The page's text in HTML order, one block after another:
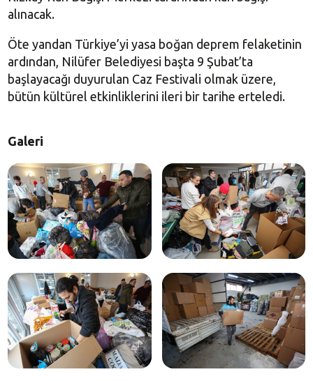
alınacak.
Öte yandan Türkiye’yi yasa boğan deprem felaketinin
ardından, Nilüfer Belediyesi başta 9 Şubat’ta
başlayacağı duyurulan Caz Festivali olmak üzere,
bütün kültürel etkinliklerini ileri bir tarihe erteledi.
Galeri